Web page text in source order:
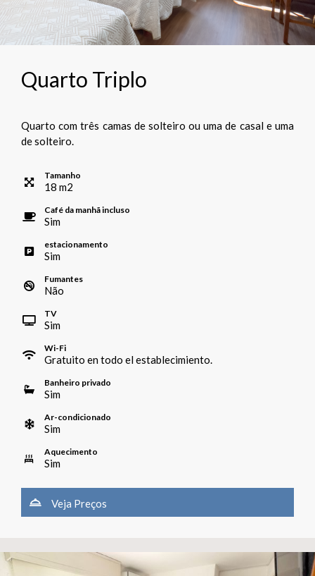
Quarto Triplo
Quarto com três camas de solteiro ou uma de casal e uma
de solteiro.
Tamanho
18 m2
Café da manhã incluso
Sim
estacionamento
Sim
Fumantes
Não
TV
Sim
Wi-Fi
Gratuito en todo el establecimiento.
Banheiro privado
Sim
Ar-condicionado
Sim
Aquecimento
Sim
Veja Preços